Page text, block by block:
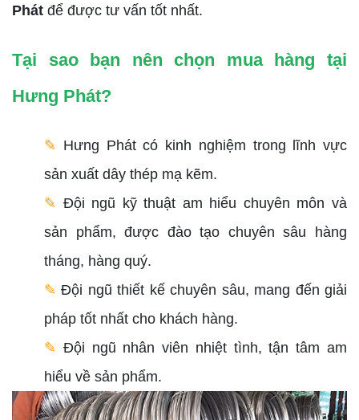
Phát để được tư vấn tốt nhất.
Tại sao bạn nên chọn mua hàng tại
Hưng Phát?
✎ Hưng Phát có kinh nghiệm trong lĩnh vực
sản xuất dây thép mạ kẽm.
✎ Đội ngũ kỹ thuật am hiểu chuyên môn và
sản phẩm, được đào tạo chuyên sâu hàng
tháng, hàng quý.
✎ Đội ngũ thiết kế chuyên sâu, mang đến giải
pháp tốt nhất cho khách hàng.
✎ Đội ngũ nhân viên nhiệt tình, tận tâm am
hiểu về sản phẩm.